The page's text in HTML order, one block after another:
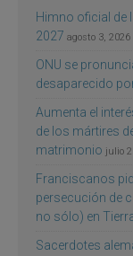
Himno oficial de
2027 agosto 3, 2026
ONU se
desaparecido
Aumenta el
de los mártires
matrimonio julio
Franciscanos
persecución de
no sólo) en
Sacerdotes